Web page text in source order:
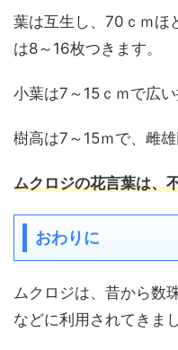
葉は互生し、70ｃｍほ
は8～16枚つきます。
小葉は7～15ｃｍで広い
樹高は7～15ｍで、雌雄
ムクロジの花言葉は、
おわりに
ムクロジは、昔から数
などに利用されてきまし